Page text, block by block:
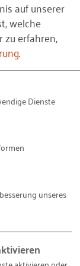
von Moll
dem
auf unserer
welche
zu erfahren,
.
Dienste
unseres